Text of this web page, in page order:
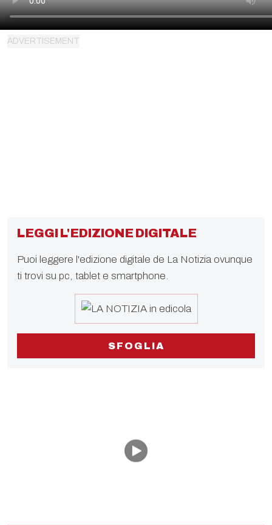
LEGGI L'EDIZIONE DIGITALE
Puoi leggere l'edizione digitale de La Notizia ovunque
ti trovi su pc, tablet e smartphone.
SFOGLIA